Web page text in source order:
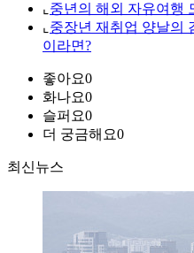
⌞ 중년의 해외 자유여행
⌞ 중장년 재취업 양날의
이라면?
좋아요0
화나요0
슬퍼요0
더 궁금해요0
최신뉴스